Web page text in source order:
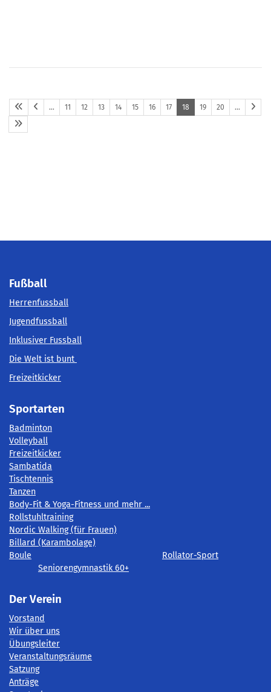
… 11 12 13 14 15 16 17 18 19 20 …
Fußball
Herrenfussball
Jugendfussball
Inklusiver Fussball
Die Welt ist bunt
Freizeitkicker
Sportarten
Badminton
Volleyball
Freizeitkicker
Sambatida
Tischtennis
Tanzen
Body-Fit & Yoga-Fitness und mehr ...
Rollstuhltraining
Nordic Walking (für Frauen)
Billard (Karambolage)
Boule
Rollator-Sport
Seniorengymnastik 60+
Der Verein
Vorstand
Wir über uns
Übungsleiter
Veranstaltungsräume
Satzung
Anträge